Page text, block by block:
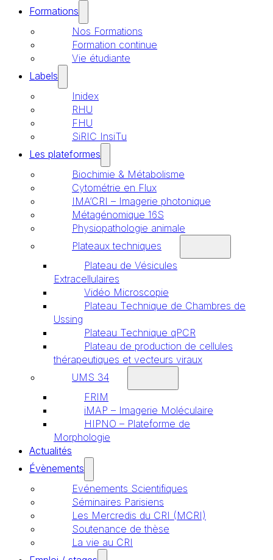
Formations
Nos Formations
Formation continue
Vie étudiante
Labels
Inidex
RHU
FHU
SiRIC InsiTu
Les plateformes
Biochimie & Métabolisme
Cytométrie en Flux
IMA’CRI – Imagerie photonique
Métagénomique 16S
Physiopathologie animale
Plateaux techniques
Plateau de Vésicules
Extracellulaires
Vidéo Microscopie
Plateau Technique de Chambres de
Ussing
Plateau Technique qPCR
Plateau de production de cellules
thérapeutiques et vecteurs viraux
UMS 34
FRIM
iMAP – Imagerie Moléculaire
HIPNO – Plateforme de
Morphologie
Actualités
Évènements
Evénements Scientifiques
Séminaires Parisiens
Les Mercredis du CRI (MCRI)
Soutenance de thèse
La vie au CRI